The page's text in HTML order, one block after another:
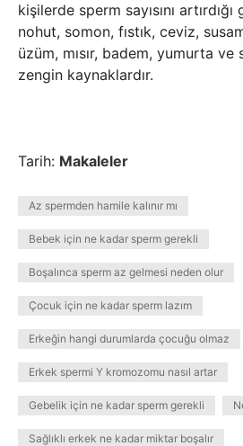
kişilerde sperm sayısını
nohut, somon, fıstık, ceviz,
üzüm, mısır, badem, yumurta ve
zengin kaynaklardır.
Tarih: Makaleler
Az spermden hamile kalınır mı
Bebek için ne kadar sperm gerekli
Boşalınca sperm az gelmesi neden olur
Çocuk için ne kadar sperm lazım
Erkeğin hangi durumlarda çocuğu olmaz
Erkek spermi Y kromozomu nasıl artar
Gebelik için ne kadar sperm gerekli
Sağlıklı erkek ne kadar miktar boşalır